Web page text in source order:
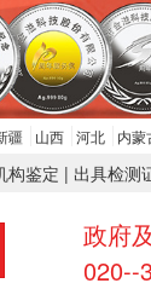
疆 山西 河北 内蒙
构鉴定 | 出具检测
政府
020--